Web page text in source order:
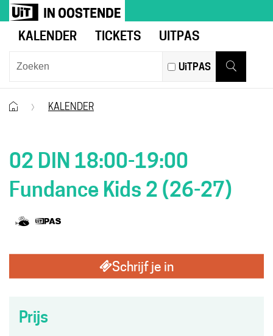
inhoud
UiT
inKALENDER TICKETS UITPAS
Wat
UiTPAS
Zoeken
StartpaginaKALENDER
02 DIN 18:00-19:00
Fundance Kids 2 (26-27)
Samen
kinderen
een
Schrijf je in
Prijs